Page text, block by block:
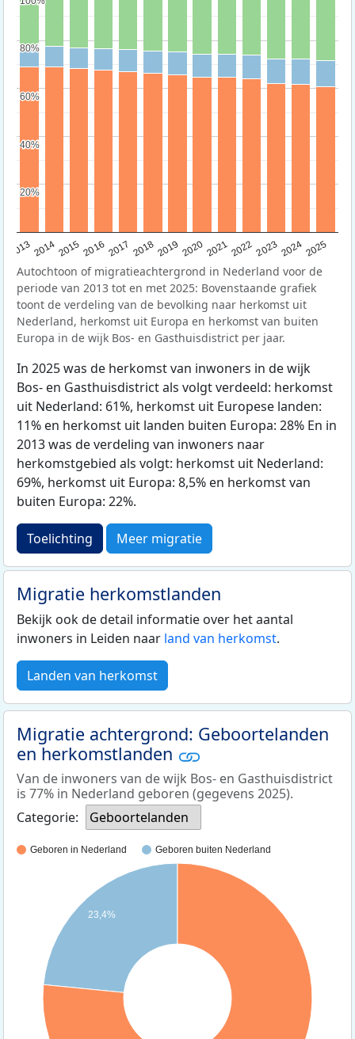
20132014201520162017 20182019 202020212022202320242025
20%
20%
40%
40%
60%
60%
80%
80%
Autochtoon of migratieachtergrond in Nederland voor de
periode van 2013 tot en met 2025: Bovenstaande grafiek
toont de verdeling van de bevolking naar herkomst uit
Nederland, herkomst uit Europa en herkomst van buiten
Europa in de wijk Bos- en Gasthuisdistrict per jaar.
In 2025 was de herkomst van inwoners in de wijk
Bos- en Gasthuisdistrict als volgt verdeeld: herkomst
uit Nederland: 61%, herkomst uit Europese landen:
11% en herkomst uit landen buiten Europa: 28% En in
2013 was de verdeling van inwoners naar
herkomstgebied als volgt: herkomst uit Nederland:
69%, herkomst uit Europa: 8,5% en herkomst van
buiten Europa: 22%.
Toelichting Meer migratie
Migratie herkomstlanden
Bekijk ook de detail informatie over het aantal
inwoners in Leiden naar land van herkomst.
Landen van herkomst
Migratie achtergrond: Geboortelanden
en herkomstlanden
Van de inwoners van de wijk Bos- en Gasthuisdistrict
is 77% in Nederland geboren (gegevens 2025).
Categorie:
Geboortelanden
Geboren in Nederland Geboren buiten Nederland
23,4%